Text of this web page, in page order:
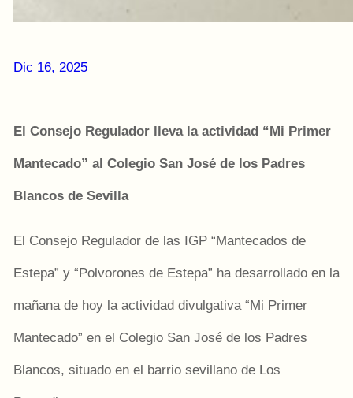
Dic 16, 2025
El Consejo Regulador lleva la actividad “Mi Primer
Mantecado” al Colegio San José de los Padres
Blancos de Sevilla
El Consejo Regulador de las IGP “Mantecados de
Estepa” y “Polvorones de Estepa” ha desarrollado en la
mañana de hoy la actividad divulgativa “Mi Primer
Mantecado” en el Colegio San José de los Padres
Blancos, situado en el barrio sevillano de Los